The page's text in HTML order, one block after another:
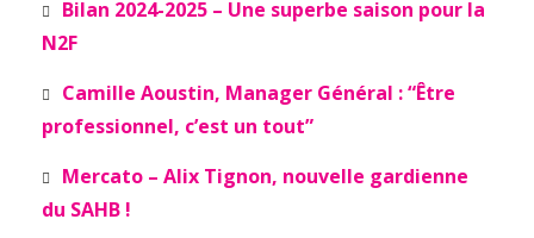
Bilan 2024-2025 – Une superbe saison pour la
N2F
Camille Aoustin, Manager Général : “Être
professionnel, c’est un tout”
Mercato – Alix Tignon, nouvelle gardienne
du SAHB !